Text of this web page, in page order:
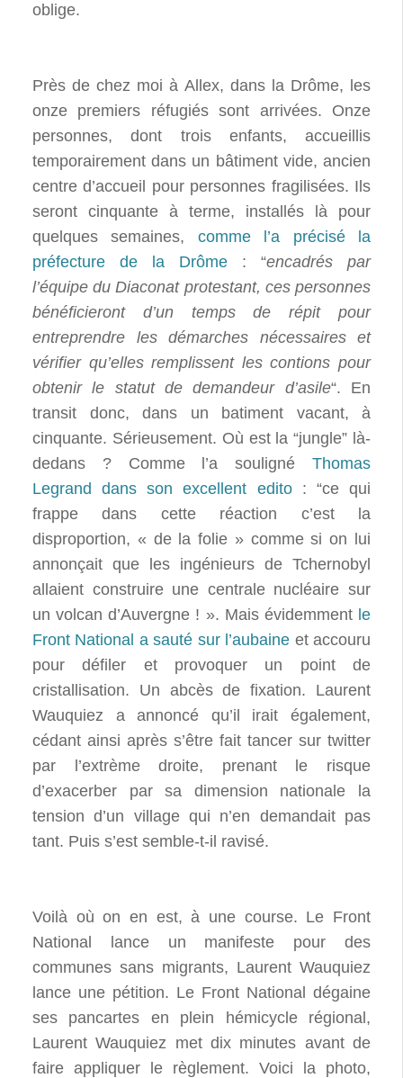
oblige.
Près de chez moi à Allex, dans la Drôme, les
onze premiers réfugiés sont arrivées. Onze
personnes, dont trois enfants, accueillis
temporairement dans un bâtiment vide, ancien
centre d’accueil pour personnes fragilisées. Ils
seront cinquante à terme, installés là pour
quelques semaines, comme l’a précisé la
préfecture de la Drôme : “encadrés par
l’équipe du Diaconat protestant, ces personnes
bénéficieront d’un temps de répit pour
entreprendre les démarches nécessaires et
vérifier qu’elles remplissent les contions pour
obtenir le statut de demandeur d’asile“. En
transit donc, dans un batiment vacant, à
cinquante. Sérieusement. Où est la “jungle” là-
dedans ? Comme l’a souligné Thomas
Legrand dans son excellent edito: “ce qui
frappe dans cette réaction c’est la
disproportion, « de la folie » comme si on lui
annonçait que les ingénieurs de Tchernobyl
allaient construire une centrale nucléaire sur
un volcan d’Auvergne ! ». Mais évidemment le
Front National a sauté sur l’aubaine et accouru
pour défiler et provoquer un point de
cristallisation. Un abcès de fixation. Laurent
Wauquiez a annoncé qu’il irait également,
cédant ainsi après s’être fait tancer sur twitter
par l’extrème droite, prenant le risque
d’exacerber par sa dimension nationale la
tension d’un village qui n’en demandait pas
tant. Puis s’est semble-t-il ravisé.
Voilà où on en est, à une course. Le Front
National lance un manifeste pour des
communes sans migrants, Laurent Wauquiez
lance une pétition. Le Front National dégaine
ses pancartes en plein hémicycle régional,
Laurent Wauquiez met dix minutes avant de
faire appliquer le règlement. Voici la photo,